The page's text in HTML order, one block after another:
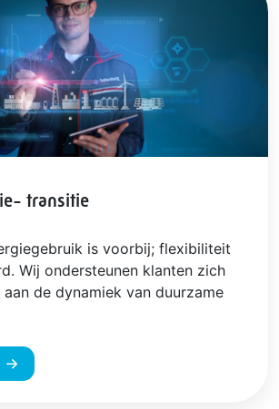
transitie
is voorbij; flexibiliteit
Wij ondersteunen klanten zich
de dynamiek van duurzame